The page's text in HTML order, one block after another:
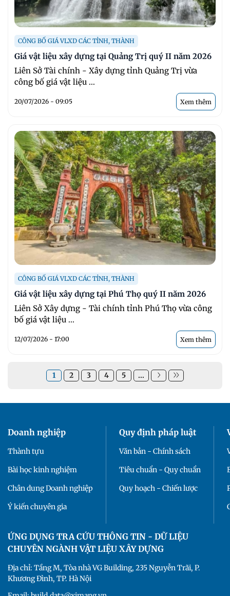
CÔNG BỐ GIÁ VLXD CÁC TỈNH, THÀNH
Giá vật liệu xây dựng tại Quảng Trị quý II năm 2026
Liên Sở Tài chính - Xây dựng tỉnh Quảng Trị vừa
công bố giá vật liệu ...
20/07/2026 - 09:05 Xem thêm
CÔNG BỐ GIÁ VLXD CÁC TỈNH, THÀNH
Giá vật liệu xây dựng tại Phú Thọ quý II năm 2026
Liên Sở Xây dựng - Tài chính tỉnh Phú Thọ vừa công
bố giá vật liệu ...
12/07/2026 - 17:00 Xem thêm
1 2 3 4 5 ...
Doanh nghiệp
Thành tựu
Bài học kinh nghiệm
Chân dung Doanh nghiệp
Ý kiến chuyên gia
Quy định pháp luật
Văn bản - Chính sách
Tiêu chuẩn - Quy chuẩn
Quy hoạch - Chiến lược
ỨNG DỤNG TRA CỨU THÔNG TIN - DỮ LIỆU
CHUYÊN NGÀNH VẬT LIỆU XÂY DỰNG
Địa chỉ: Tầng M, Tòa nhà VG Building, 235 Nguyễn Trãi, P.
Khương Đình, TP. Hà Nội